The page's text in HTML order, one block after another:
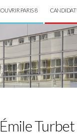
PARIS 8
Émile